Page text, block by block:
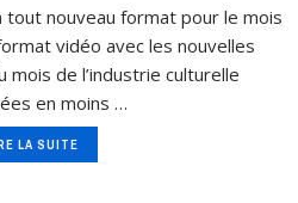
nouveau format pour le mois
vidéo avec les nouvelles
mois de l’industrie culturelle
en moins …
LA SUITE